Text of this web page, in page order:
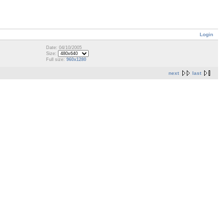
Login
Date: 04/10/2005
Size:
Full size: 960x1280
next last